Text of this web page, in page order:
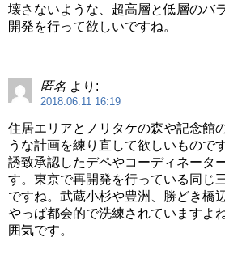
壊さないような、超高層と低層のバ
開発を行って欲しいですね。
匿名 より:
2018.06.11 16:19
住居エリアとノリタケの森や記念館
うな計画を練り直して欲しいもので
誘致承認したデペやコーディネータ
す。東京で再開発を行っている同じ
ですね。武蔵小杉や豊洲、勝どき橋
やっぱ都会的で洗練されていますよ
囲気です。